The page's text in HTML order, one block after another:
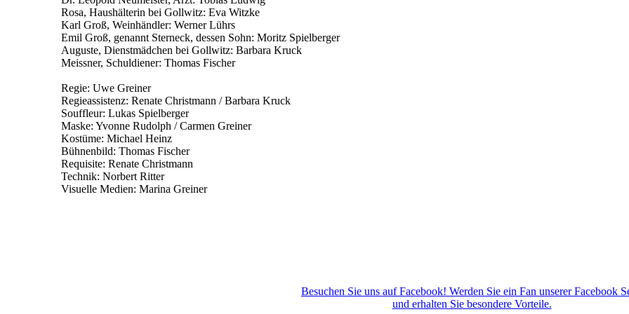
Rosa, Haushälterin bei Gollwitz: Eva Witzke
Karl Groß, Weinhändler: Werner Lührs
Emil Groß, genannt Sterneck, dessen Sohn: Moritz Spielberger
Auguste, Dienstmädchen bei Gollwitz: Barbara Kruck
Meissner, Schuldiener: Thomas Fischer
Regie: Uwe Greiner
Regieassistenz: Renate Christmann / Barbara Kruck
Souffleur: Lukas Spielberger
Maske: Yvonne Rudolph / Carmen Greiner
Kostüme: Michael Heinz
Bühnenbild: Thomas Fischer
Requisite: Renate Christmann
Technik: Norbert Ritter
Visuelle Medien: Marina Greiner
Besuchen Sie uns auf Facebook! Werden Sie ein Fan unserer Facebook
und erhalten Sie besondere Vorteile.